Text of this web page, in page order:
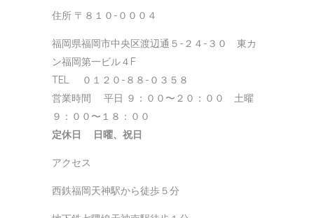
住所 〒８１０-０００４
福岡県福岡市中央区渡辺通５-２４-３０ 東カ
ン福岡第一ビル４F
TEL ０１２０-８８-０３５８
営業時間 平日 ９：００〜２０：００ 土曜
９：００〜１８：００
定休日 日曜、祝日
アクセス
西鉄福岡天神駅から徒歩５分